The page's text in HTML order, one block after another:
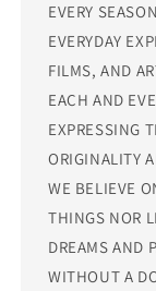
EVERY
EVERYDAY
FILMS, AND
EACH AND
EXPRESSING
ORIGINALITY
WE BELIEVE
THINGS NOR
DREAMS AND
WITHOUT A